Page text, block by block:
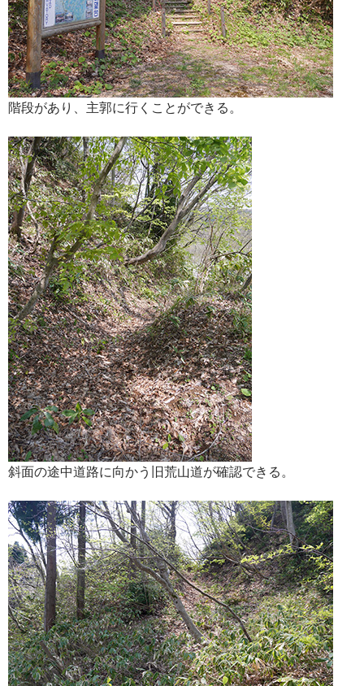
階段があり、主郭に行くことができる。
斜面の途中道路に向かう旧荒山道が確認できる。